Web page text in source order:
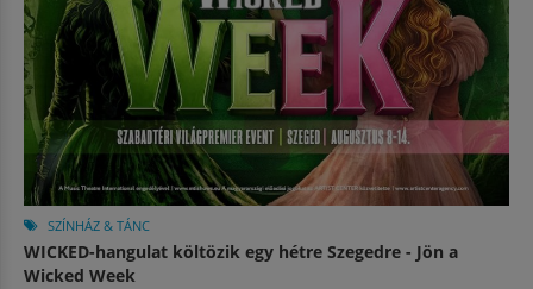
SZÍNHÁZ & TÁNC
WICKED-hangulat költözik egy hétre Szegedre - Jön a
Wicked Week